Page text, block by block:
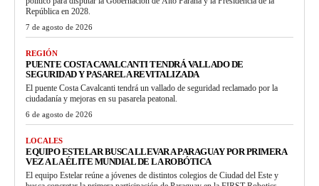
República en 2028.
7 de agosto de 2026
REGIÓN
PUENTE COSTA CAVALCANTI TENDRÁ VALLADO DE
SEGURIDAD Y PASARELA REVITALIZADA
El puente Costa Cavalcanti tendrá un vallado de seguridad reclamado por la
ciudadanía y mejoras en su pasarela peatonal.
6 de agosto de 2026
LOCALES
EQUIPO ESTELAR BUSCA LLEVAR A PARAGUAY POR PRIMERA
VEZ A LA ÉLITE MUNDIAL DE LA ROBÓTICA
El equipo Estelar reúne a jóvenes de distintos colegios de Ciudad del Este y